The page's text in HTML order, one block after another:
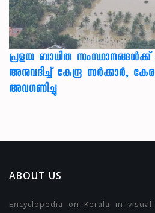
പ്രളയ ബാധിത
അനുവദിച്ച് കേന്ദ്ര സര്‍ക്കാര്‍,
അവഗണിച്ചു
ABOUT US
Encyclopedia on Kerala in